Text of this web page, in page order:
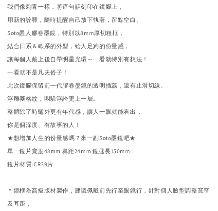
我們像刺青一樣，將這句話刻印在鏡腳上，
用新的詮釋， 隨時提醒自己放下執著，留點空白。
Soto愚人膠卷墨鏡，特別以8mm厚切粗框，
結合日系＆ 歐系的外型，給人足夠的份量感，
讓每個人戴上後自帶明星光環～一看就特別有想法！
一看就不是凡夫俗子！
此次鏡腳保留前一代膠卷墨鏡的透明插蕊，還有止滑切線、
浮雕菱格紋，悶騷浮誇更上一層。
整體除了時髦外更有年代感， 讓人一眼就能看出，
你是個深度、有故事的人！
★想增加人生的份量感嗎？來一副Soto墨鏡吧★
單一鏡片寬度48mm 鼻距24mm 鏡腿長150mm
鏡片材質:CR39片
＊鏡框為高級版材製作，建議佩戴前先行至眼鏡行， 針對個人臉型調整寬窄
及耳距，